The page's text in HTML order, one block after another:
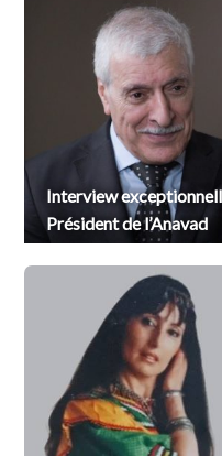
Interview
Président de l’Anavad